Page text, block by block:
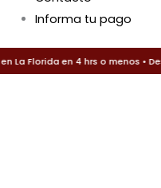
Informa tu pago
Florida en 4 hrs o menos •